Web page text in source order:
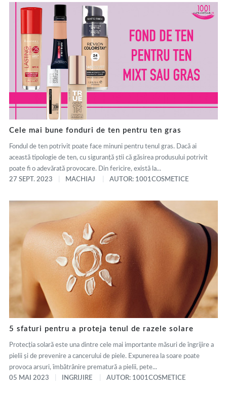
Cele mai bune fonduri de ten pentru ten gras
Fondul de ten potrivit poate face minuni pentru tenul gras. Dacă ai
această tipologie de ten, cu siguranță știi că găsirea produsului potrivit
poate fi o adevărată provocare. Din fericire, există la...
27 SEPT. 2023
MACHIAJ AUTOR: 1001COSMETICE
5 sfaturi pentru a proteja tenul de razele solare
Protecția solară este una dintre cele mai importante măsuri de îngrijire a
pielii și de prevenire a cancerului de piele. Expunerea la soare poate
provoca arsuri, îmbătrânire prematură a pielii, pete...
05 MAI 2023
INGRIJIRE AUTOR: 1001COSMETICE